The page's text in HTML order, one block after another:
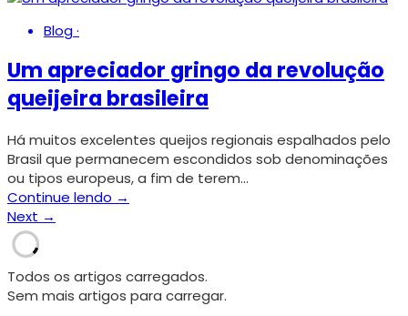
Blog·
Um apreciador gringo da revolução
queijeira brasileira
Há muitos excelentes queijos regionais espalhados pelo
Brasil que permanecem escondidos sob denominações
ou tipos europeus, a fim de terem…
Continue lendo →
Next →
Todos os artigos carregados.
Sem mais artigos para carregar.